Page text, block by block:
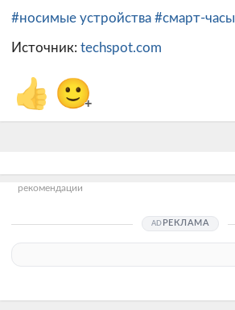
#носимые устройства #смарт-часы
Источник: techspot.com
👍 🙂+
рекомендации
РЕКЛАМА